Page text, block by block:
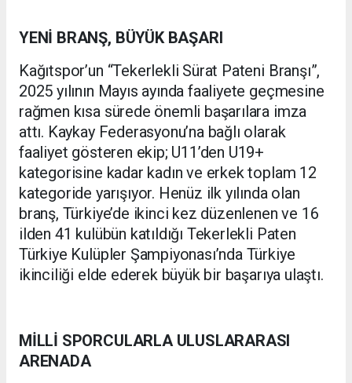
YENİ BRANŞ, BÜYÜK BAŞARI
Kağıtspor’un “Tekerlekli Sürat Pateni Branşı”,
2025 yılının Mayıs ayında faaliyete geçmesine
rağmen kısa sürede önemli başarılara imza
attı. Kaykay Federasyonu’na bağlı olarak
faaliyet gösteren ekip; U11’den U19+
kategorisine kadar kadın ve erkek toplam 12
kategoride yarışıyor. Henüz ilk yılında olan
branş, Türkiye’de ikinci kez düzenlenen ve 16
ilden 41 kulübün katıldığı Tekerlekli Paten
Türkiye Kulüpler Şampiyonası’nda Türkiye
ikinciliği elde ederek büyük bir başarıya ulaştı.
MİLLİ SPORCULARLA ULUSLARARASI
ARENADA